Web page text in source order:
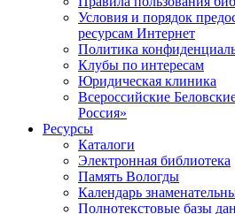
Условия и порядок
ресурсам Интернет
Политика
Клубы по интересам
Юридическая клиника
Всероссийские
Россия»
Ресурсы
Каталоги
Электронная библиотека
Память Вологды
Календарь
Полнотекстовые базы